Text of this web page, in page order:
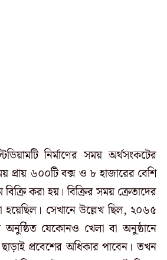
নির্মাণের সময় অর্থসংকটের
প্রায় ৬০০টি বক্স ও ৮ হাজারের বেশি
করা হয়। বিক্রির সময় ক্রেতাদের
হয়েছিল। সেখানে উল্লেখ ছিল, ২০৬৫
অনুষ্ঠিত যেকোনও খেলা বা অনুষ্ঠানে
প্রবেশের অধিকার পাবেন। তখন